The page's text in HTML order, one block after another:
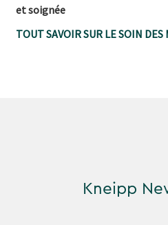
et soignée
TOUT SAVOIR SUR LE SOIN DES
Kneipp